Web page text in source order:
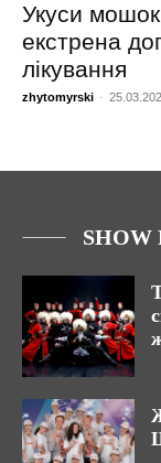
Укуси
екстрена
лікування
zhytomyrski -
SHOW